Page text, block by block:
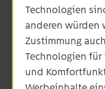
Technologien
anderen würden
Zustimmung
Technologien
und
Werbeinhalte